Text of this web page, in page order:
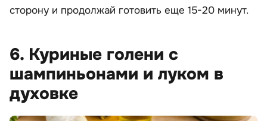
сторону и продолжай готовить еще 15-20 минут.
6. Куриные голени с
шампиньонами и луком в
духовке